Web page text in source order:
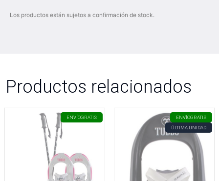
Los productos están sujetos a confirmación de stock.
Productos relacionados
ENVÍOGRATIS ENVÍOGRATIS
ÚLTIMA UNIDAD